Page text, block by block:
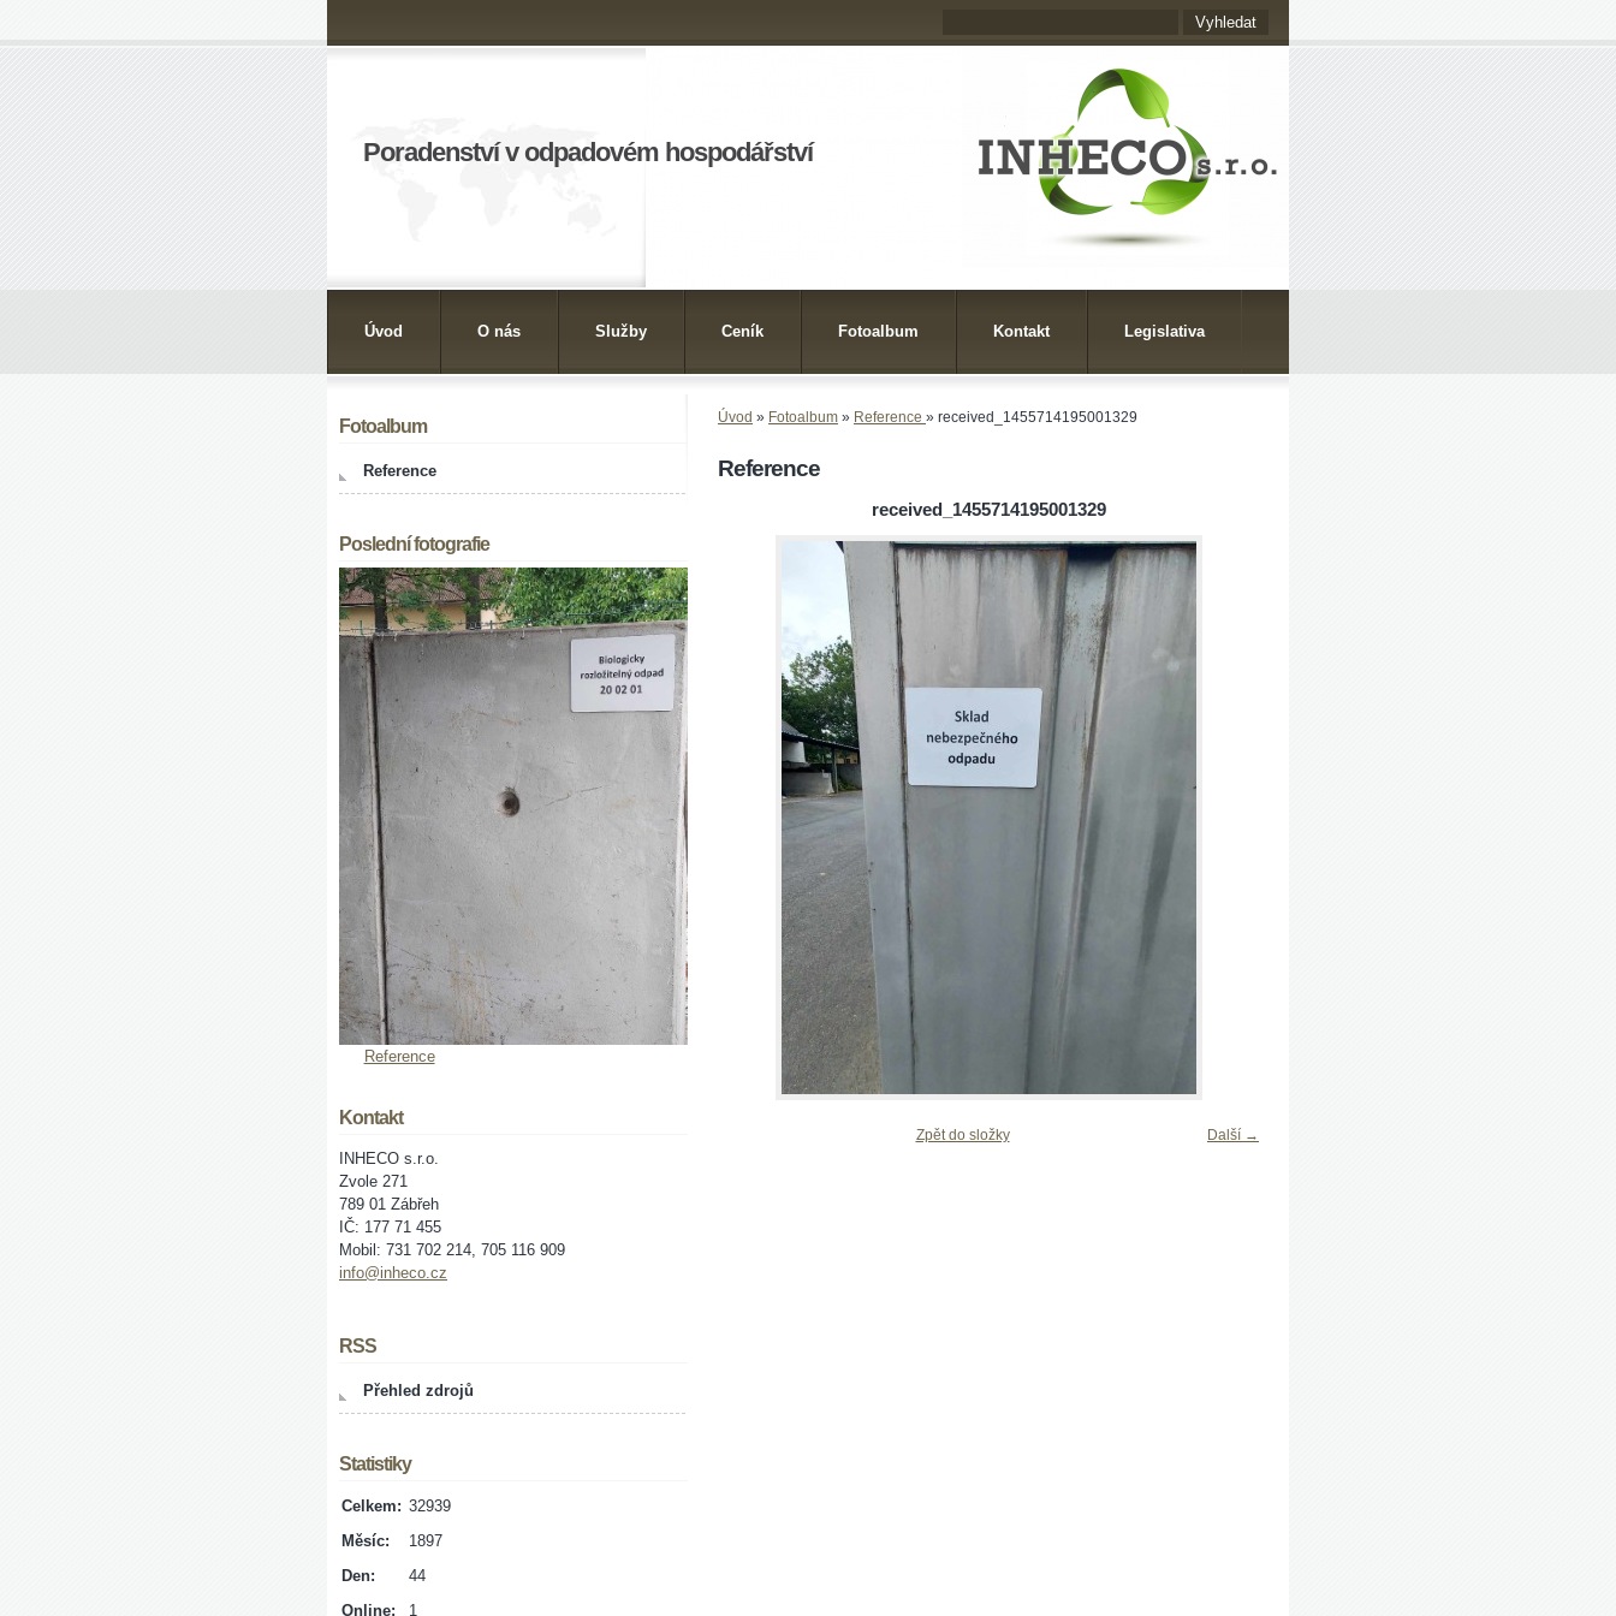
Poradenství v odpadovém hospodářství
Úvod O nás Služby Ceník Fotoalbum Kontakt Legislativa
Úvod » Fotoalbum » Reference » received_1455714195001329
Reference
received_1455714195001329
Další →
Zpět do složky
Fotoalbum
Reference
Poslední fotografie
Reference
Kontakt
INHECO s.r.o.
Zvole 271
789 01 Zábřeh
IČ: 177 71 455
Mobil: 731 702 214, 705 116 909
info@inheco.cz
RSS
Přehled zdrojů
Statistiky
Online: 1
Celkem: 32939
Měsíc:
1897
Den:
44